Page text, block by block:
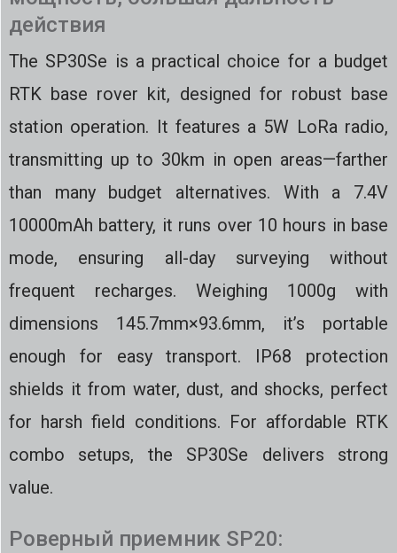
действия
The SP30Se is a practical choice for a budget
RTK base rover kit, designed for robust base
station operation. It features a 5W LoRa radio,
transmitting up to 30km in open areas—farther
than many budget alternatives. With a 7.4V
10000mAh battery, it runs over 10 hours in base
mode, ensuring all-day surveying without
frequent recharges. Weighing 1000g with
dimensions 145.7mm×93.6mm, it’s portable
enough for easy transport. IP68 protection
shields it from water, dust, and shocks, perfect
for harsh field conditions. For affordable RTK
combo setups, the SP30Se delivers strong
value.
Роверный приемник SP20: